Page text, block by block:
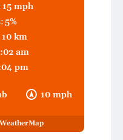
10 mph
15 mph
5%
10 km
am
pm